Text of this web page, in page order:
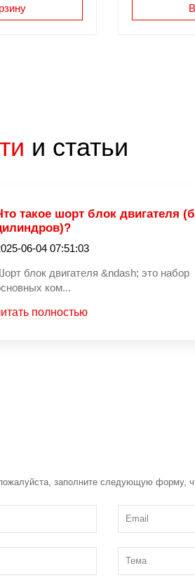
и статьи
такое шорт блок двигателя
06-04 07:51:03
блок двигателя &ndash; это набор
ком...
полностью
заполните следующую форму,